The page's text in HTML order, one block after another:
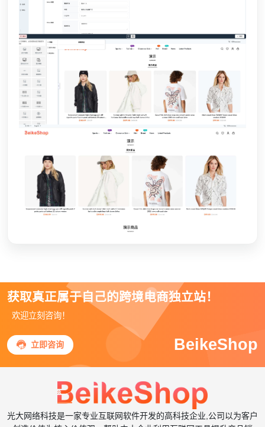
获取真正属于自己的跨境电商独立站！
欢迎立刻咨询！
 立即咨询 BeikeShop
光大网络科技是一家专业互联网软件开发的高科技企业,公司以为客户